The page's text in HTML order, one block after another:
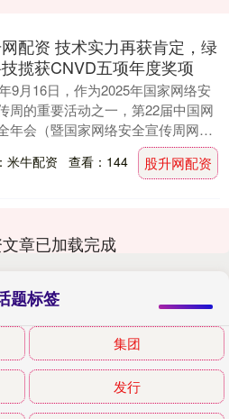
配资 技术实力再获肯定，绿
揽获CNVD五项年度奖项
9月16日，作为2025年国家网络安
周的重要活动之一，第22届中国网
年会（暨国家网络安全宣传周网络
协同防御分论坛）在云南昆明滇池国
米牛配资 查看：144 股升网配资
章已加载完成
题标签
集团
发行